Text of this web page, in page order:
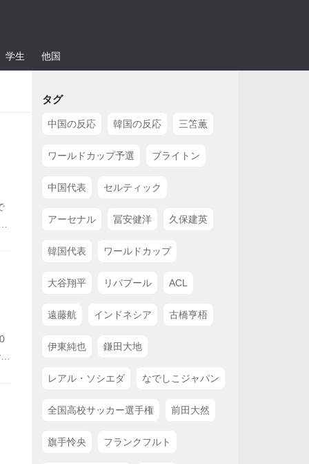
学生 他国
タグ
中国の反応 韓国の反応 三笘薫
ワールドカップ予選 ブライトン
中国代表 セルティック
アーセナル 冨安健洋 久保建英
韓国代表 ワールドカップ
大谷翔平 リバプール ACL
遠藤航 インドネシア 古橋亨梧
伊東純也 鎌田大地
レアル・ソシエダ なでしこジャパン
全国高校サッカー選手権 前田大然
旗手怜央 フランクフルト